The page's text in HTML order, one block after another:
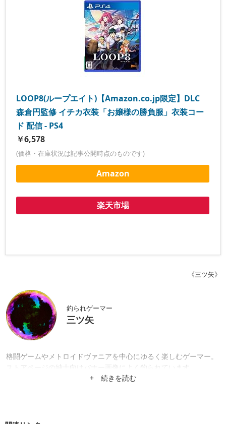
LOOP8(ループエイト)【Amazon.co.jp限定】DLC
森倉円監修 イチカ衣装「お嬢様の勝負服」衣装コー
ド 配信 - PS4
￥6,578
(価格・在庫状況は記事公開時点のものです)
Amazon
楽天市場
《三ツ矢》
釣られゲーマー
三ツ矢
格闘ゲームやメトロイドヴァニアを中心にゆるく楽しむゲーマー。
ストアページの紳士向けバナー画像によく釣られています。
+ 続きを読む